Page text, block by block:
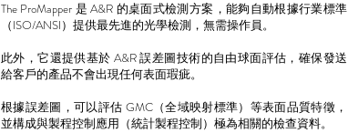
The ProMapper 是 A&R 的桌面式檢測方案，能夠自動根據行業標準
（ISO/ANSI）提供最先進的光學檢測，無需操作員。
此外，它還提供基於 A&R 誤差圖技術的自由球面評估，確保發送
給客戶的產品不會出現任何表面瑕疵。
根據誤差圖，可以評估 GMC（全域映射標準）等表面品質特徵，
並構成與製程控制應用（統計製程控制）極為相關的檢查資料。